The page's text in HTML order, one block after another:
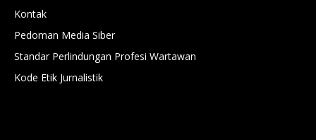
Kontak
Pedoman Media Siber
Standar Perlindungan Profesi Wartawan
Kode Etik Jurnalistik